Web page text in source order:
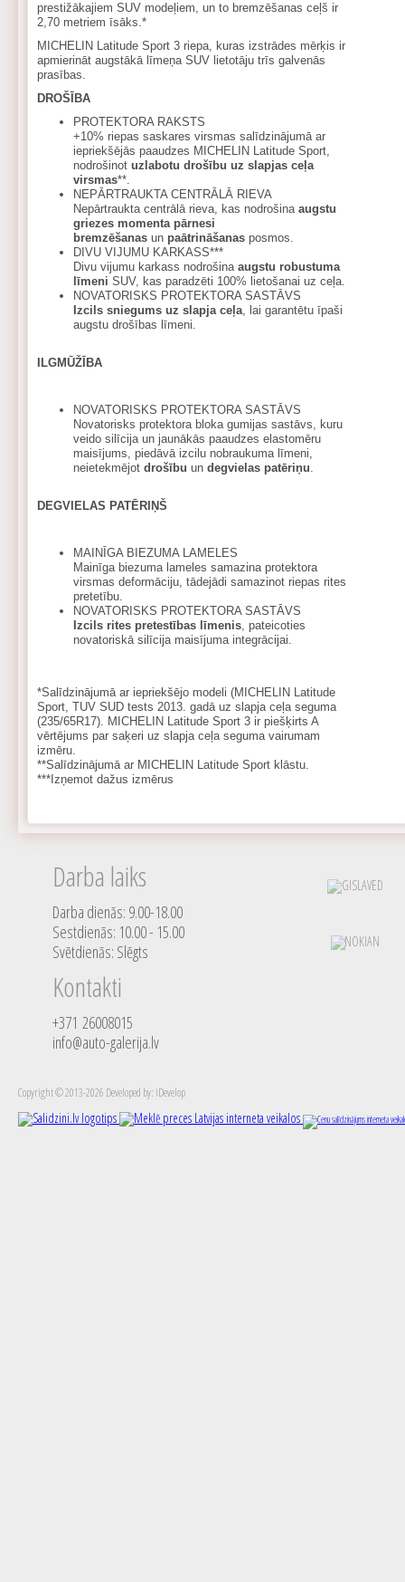
prestižākajiem SUV modeļiem, un to bremzēšanas ceļš ir
2,70 metriem īsāks.*
MICHELIN Latitude Sport 3 riepa, kuras izstrādes mērķis ir
apmierināt augstākā līmeņa SUV lietotāju trīs galvenās
prasības.
DROŠĪBA
PROTEKTORA RAKSTS
+10% riepas saskares virsmas salīdzinājumā ar
iepriekšējās paaudzes MICHELIN Latitude Sport,
nodrošinot uzlabotu drošību uz slapjas ceļa
virsmas**.
NEPĀRTRAUKTA CENTRĀLĀ RIEVA
Nepārtraukta centrālā rieva, kas nodrošina augstu
griezes momenta pārnesi
bremzēšanas un paātrināšanas posmos.
DIVU VIJUMU KARKASS***
Divu vijumu karkass nodrošina augstu robustuma
līmeni SUV, kas paradzēti 100% lietošanai uz ceļa.
NOVATORISKS PROTEKTORA SASTĀVS
Izcils sniegums uz slapja ceļa, lai garantētu īpaši
augstu drošības līmeni.
ILGMŪŽĪBA
NOVATORISKS PROTEKTORA SASTĀVS
Novatorisks protektora bloka gumijas sastāvs, kuru
veido silīcija un jaunākās paaudzes elastomēru
maisījums, piedāvā izcilu nobraukuma līmeni,
neietekmējot drošību un degvielas patēriņu.
DEGVIELAS PATĒRIŅŠ
MAINĪGA BIEZUMA LAMELES
Mainīga biezuma lameles samazina protektora
virsmas deformāciju, tādejādi samazinot riepas rites
pretetību.
NOVATORISKS PROTEKTORA SASTĀVS
Izcils rites pretestības līmenis, pateicoties
novatoriskā silīcija maisījuma integrācijai.
*Salīdzinājumā ar iepriekšējo modeli (MICHELIN Latitude
Sport, TUV SUD tests 2013. gadā uz slapja ceļa seguma
(235/65R17). MICHELIN Latitude Sport 3 ir piešķirts A
vērtējums par saķeri uz slapja ceļa seguma vairumam
izmēru.
**Salīdzinājumā ar MICHELIN Latitude Sport klāstu.
***Izņemot dažus izmērus
Darba laiks
Darba dienās: 9.00-18.00
Sestdienās: 10.00 - 15.00
Svētdienās: Slēgts
Kontakti
+371 26008015
info@auto-galerija.lv
Copyright © 2013-2026 Developed by: iDevelop